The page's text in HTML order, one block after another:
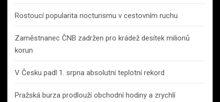
Rostoucí popularita nocturismu v cestovním ruchu
Zaměstnanec ČNB zadržen pro krádež desítek milionů
korun
V Česku padl 1. srpna absolutní teplotní rekord
Pražská burza prodlouží obchodní hodiny a zrychlí